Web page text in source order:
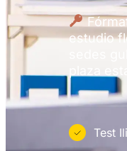
estudio
Test